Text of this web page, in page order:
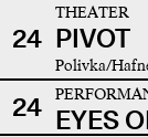
24
THEATER
PIVOT
Polivka/
24 EYES